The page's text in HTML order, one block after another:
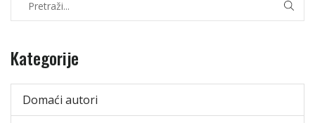
Kategorije
Domaći autori